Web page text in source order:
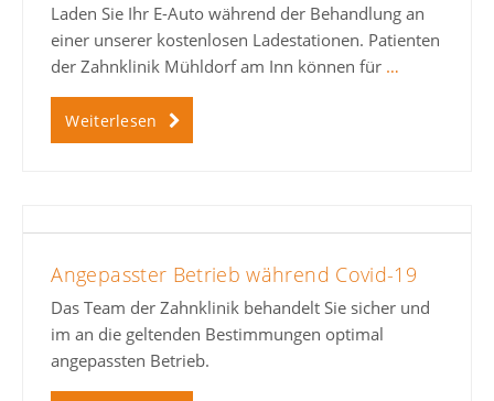
Laden Sie Ihr E-Auto während der Behandlung an
einer unserer kostenlosen Ladestationen. Patienten
der Zahnklinik Mühldorf am Inn können für …
Weiterlesen
Angepasster Betrieb während Covid-19
Das Team der Zahnklinik behandelt Sie sicher und
im an die geltenden Bestimmungen optimal
angepassten Betrieb.